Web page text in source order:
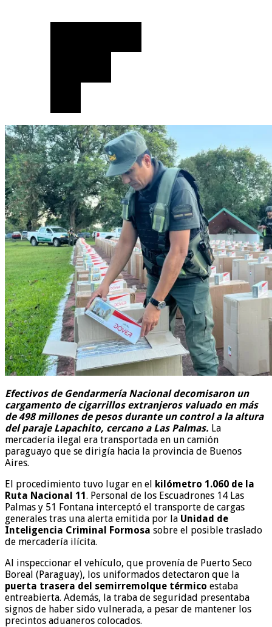
Efectivos de Gendarmería Nacional decomisaron un
cargamento de cigarrillos extranjeros valuado en más
de 498 millones de pesos durante un control a la altura
del paraje Lapachito, cercano a Las Palmas. La
mercadería ilegal era transportada en un camión
paraguayo que se dirigía hacia la provincia de Buenos
Aires.
El procedimiento tuvo lugar en el kilómetro 1.060 de la
Ruta Nacional 11. Personal de los Escuadrones 14 Las
Palmas y 51 Fontana interceptó el transporte de cargas
generales tras una alerta emitida por la Unidad de
Inteligencia Criminal Formosa sobre el posible traslado
de mercadería ilícita.
Al inspeccionar el vehículo, que provenía de Puerto Seco
Boreal (Paraguay), los uniformados detectaron que la
puerta trasera del semirremolque térmico estaba
entreabierta. Además, la traba de seguridad presentaba
signos de haber sido vulnerada, a pesar de mantener los
precintos aduaneros colocados.